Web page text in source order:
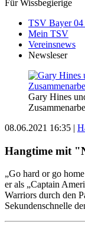
Für Wissbegierige
TSV Bayer 04
Mein TSV
Vereinsnews
Newsleser
Gary Hines
08.06.2021 16:35 |
Hangtime mit
„Go hard or go
er als „Captain
Warriors durch den
Sekundenschnelle